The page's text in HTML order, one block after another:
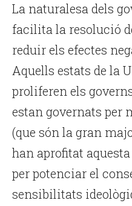
La naturalesa dels
facilita la resolució
reduir els efectes
Aquells estats de la
proliferen els
estan governats per
(que són la gran
han aprofitat
per potenciar el
sensibilitats